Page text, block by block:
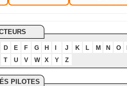
Catalyst
D E F G H J K L M N O
T
U V W X Y Z
PILOTES